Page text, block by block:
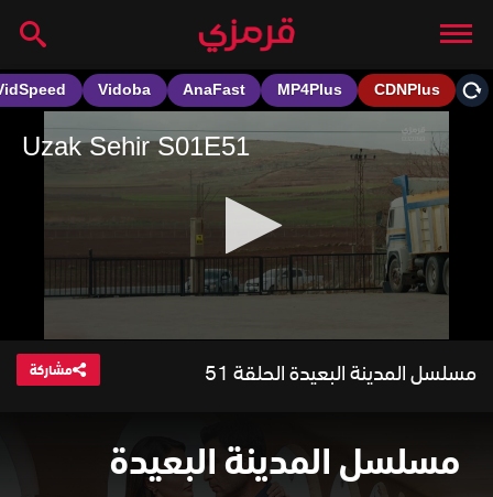
مسلسل المدينة البعيدة الحلقة 51 مشاركة
مسلسل المدينة البعيدة